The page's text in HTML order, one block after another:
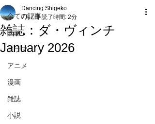
全ての記事
映画
ドラマ
アニメ
漫画
雑誌
小説
雑誌：ダ・ヴィンチ
January 2026
Dancing Shigeko
7月7日 読了時間: 2分